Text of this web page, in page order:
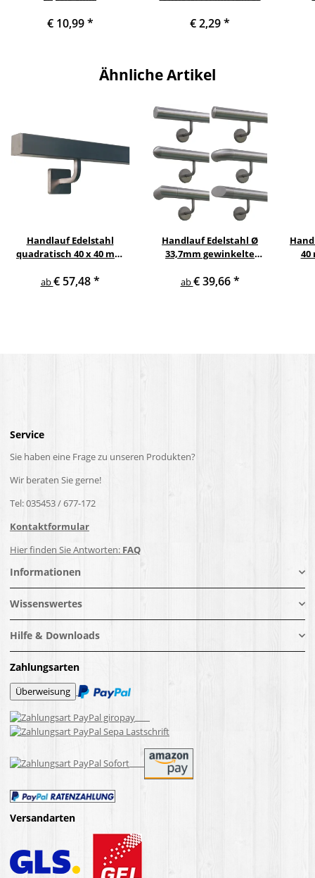
€ 10,99* € 2,29*
Ähnliche Artikel
Handlauf Edelstahl
quadratisch 40 x 40 mm
Edelstahlhalter
ab€ 57,48*
Handlauf Edelstahl Ø
33,7mm gewinkelte
ab€ 39,66*
40
Service
Sie haben eine Frage zu unseren Produkten?
Wir beraten Sie gerne!
Tel: 035453 / 677-172
Kontaktformular
Hier finden Sie Antworten: FAQ
Informationen
Wissenswertes
Hilfe & Downloads
Zahlungsarten
Versandarten